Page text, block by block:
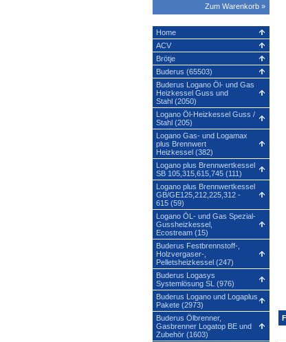
Zum Warenkorb »
Home
ACV
Brötje
Buderus (65503)
Buderus Logano Öl- und Gas
Heizkessel Guss und
Stahl (2050)
Logano Öl-Heizkessel Guss /
Stahl (205)
Logano Gas- und Logamax
plus Brennwert
Heizkessel (382)
Logano plus Brennwertkessel
SB 105,315,615,745 (111)
Logano plus Brennwertkessel
GB/GE125,212,225,312 -
615 (59)
Logano ÖL- und Gas Spezial-
Gussheizkessel,
Ecostream (15)
Buderus Festbrennstoff-,
Holzvergaser-,
Pelletsheizkessel (247)
Buderus Logasys
Systemlösung SL (976)
Buderus Logano und Logaplus
Pakete (2973)
Buderus Ölbrenner,
Gasbrenner Logatop BE und
Zubehör (1603)